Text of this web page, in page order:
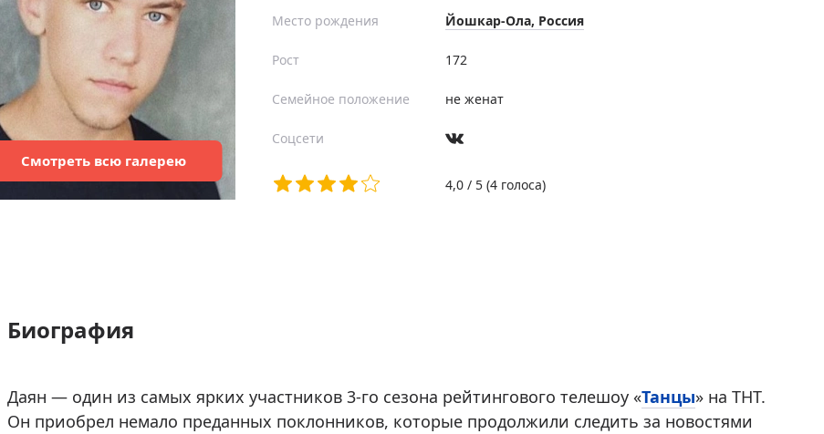
Смотреть всюгалерею
Место рождения Йошкар-Ола, Россия
Рост 172
Семейное положение не женат
Соцсети
4,0 / 5 (4 голоса)
Биография
Даян — один из самых ярких участников 3-го сезона рейтингового телешоу «Танцы» на ТНТ.
Он приобрел немало преданных поклонников, которые продолжили следить за новостями